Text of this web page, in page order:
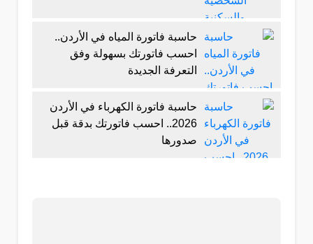
حاسبة فاتورة المياه في الأردن..
احسب فاتورتك بسهولة وفق
التعرفة الجديدة
حاسبة فاتورة الكهرباء في الأردن
2026.. احسب فاتورتك بدقة قبل
صدورها